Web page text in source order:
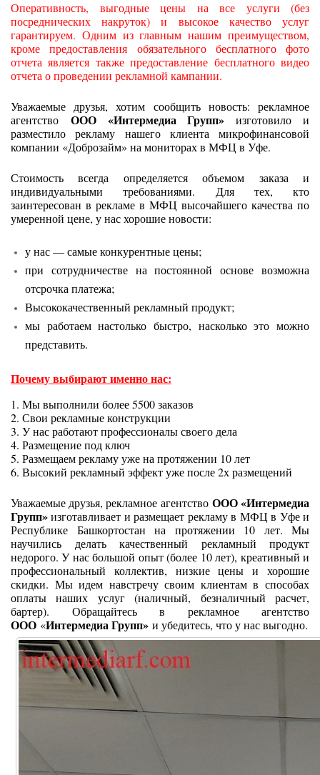
Оперативность, выгодные цены на все услуги (без
посреднических накруток) и высокое качество услуг
гарантируем. Одним из главным нашим преимуществом,
кроме предоставления обязательного бесплатного фото
отчета является также предоставление бесплатного видео
отчета о проведении рекламной кампании.
Уважаемые друзья, хотим сообщить новость: рекламное
агентство ООО «Интермедиа Групп» изготовило и
разместило рекламу нашего клиента микрофинансовой
компании «Доброзайм» на мониторах в МФЦ в Уфе.
Стоимость всегда определяется объемом заказа и
индивидуальными требованиями. Для тех, кто
заинтересован в рекламе в МФЦ высочайшего качества по
умеренной цене, у нас хорошие новости:
у нас — самые конкурентные цены;
при сотрудничестве на постоянной основе возможна
отсрочка платежа;
Высококачественный рекламный продукт;
мы работаем настолько быстро, насколько это можно
представить.
Почему выбирают именно нас:
1. Мы выполнили более 5500 заказов
2. Свои рекламные конструкции
3. У нас работают профессионалы своего дела
4. Размещение под ключ
5. Размещаем рекламу уже на протяжении 10 лет
6. Высокий рекламный эффект уже после 2х размещений
Уважаемые друзья, рекламное агентство ООО «Интермедиа
Групп»изготавливает и размещает рекламу в МФЦ в Уфе и
Республике Башкортостан на протяжении 10 лет. Мы
научились делать качественный рекламный продукт
недорого. У нас большой опыт (более 10 лет), креативный и
профессиональный коллектив, низкие цены и хорошие
скидки. Мы идем навстречу своим клиентам в способах
оплаты наших услуг (наличный, безналичный расчет,
бартер). Обращайтесь в рекламное агентство
ООО «Интермедиа Групп» и убедитесь, что у нас выгодно.